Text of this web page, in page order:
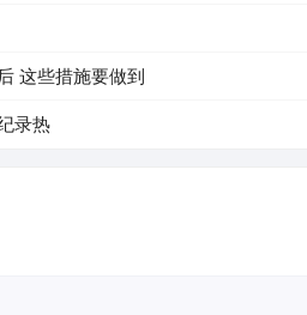
这些措施要做到
录热